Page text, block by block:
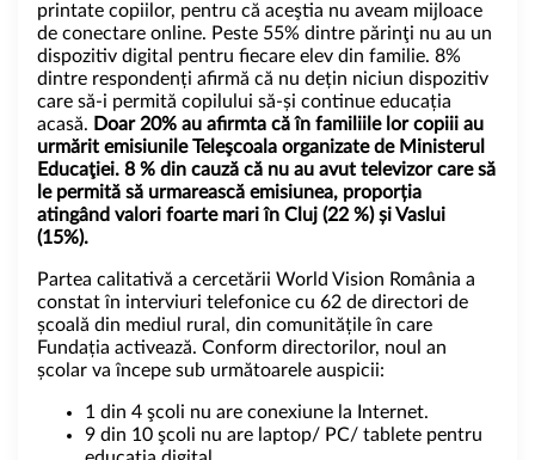
printate copiilor, pentru că aceştia nu aveam mijloace
de conectare online. Peste 55% dintre părinţi nu au un
dispozitiv digital pentru fiecare elev din familie. 8%
dintre respondenți afirmă că nu dețin niciun dispozitiv
care să-i permită copilului să-și continue educația
acasă. Doar 20% au afirmta că în familiile lor copiii au
urmărit emisiunile Teleşcoala organizate de Ministerul
Educaţiei. 8 % din cauză că nu au avut televizor care să
le permită să urmarească emisiunea, proporția
atingând valori foarte mari în Cluj (22 %) și Vaslui
(15%).
Partea calitativă a cercetării World Vision România a
constat în interviuri telefonice cu 62 de directori de
școală din mediul rural, din comunitățile în care
Fundația activează. Conform directorilor, noul an
școlar va începe sub următoarele auspicii:
1 din 4 şcoli nu are conexiune la Internet.
9 din 10 şcoli nu are laptop/ PC/ tablete pentru